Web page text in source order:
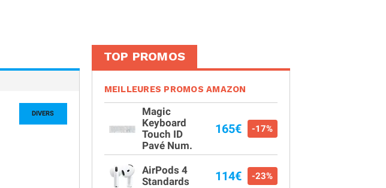
DIVERS
TOP PROMOS
MEILLEURES PROMOS AMAZON
Magic
Keyboard
Touch ID
Pavé Num.
165€ -17%
AirPods 4
Standards
114€ -23%